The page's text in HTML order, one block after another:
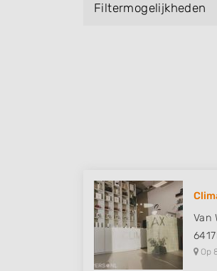
zuid, west en het
Filtermogelijkheden
Van
Op